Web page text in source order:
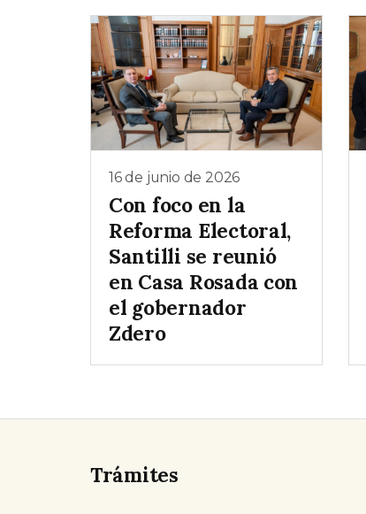
16 de junio de 2026
Con foco en la
Reforma Electoral,
Santilli se reunió
en Casa Rosada con
el gobernador
Zdero
Trámites